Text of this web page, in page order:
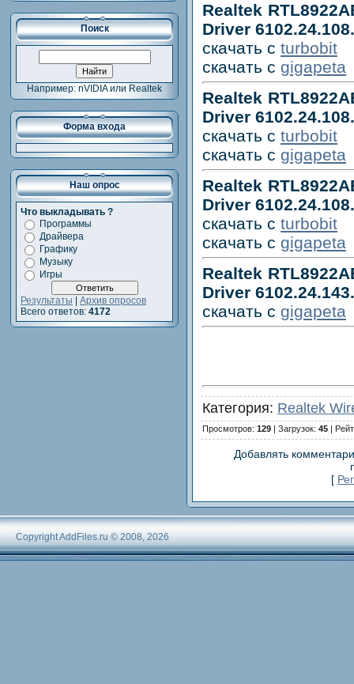
Поиск
Например: nVIDIA или Realtek
Форма входа
Наш опрос
Что выкладывать ?
Программы
Драйвера
Графику
Музыку
Игры
Результаты
Архив опросов
Всего ответов: 4172
Realtek
Driver
скачать с turbobit
скачать с gigapeta
Realtek
Driver
скачать с turbobit
скачать с gigapeta
Realtek
Driver
скачать с turbobit
скачать с gigapeta
Realtek
Driver
скачать с gigapeta
Категория: Realtek
Просмотров: 129 | Загрузок: 45 |
Добавлять
[
Copyright AddFiles.ru © 2008, 2026